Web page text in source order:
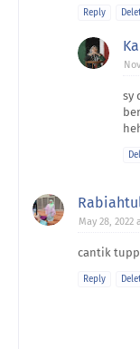
Reply
sy
May 28, 2022
cantik
Reply